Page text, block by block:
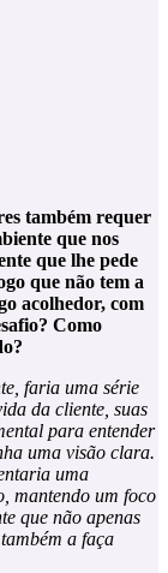
também requer
que nos
que lhe pede
que não tem a
acolhedor, com
Como
faria uma série
da cliente, suas
para entender
uma visão clara.
uma
mantendo um foco
que não apenas
a faça